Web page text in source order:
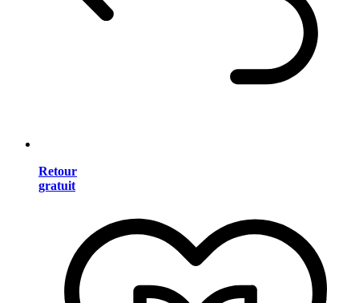
Retour
gratuit